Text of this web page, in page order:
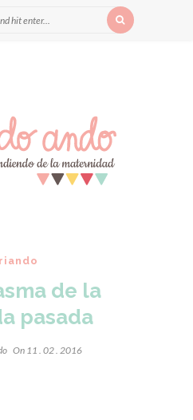
de la
pasada
On 11 . 02 . 2016